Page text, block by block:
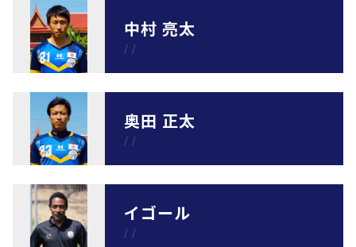
中村 亮太
/ /
奥田 正太
/ /
イゴール
/ /